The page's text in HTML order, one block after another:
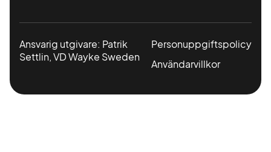
Ansvarig utgivare: Patrik
Settlin, VD Wayke Sweden
Personuppgiftspolicy
Användarvillkor